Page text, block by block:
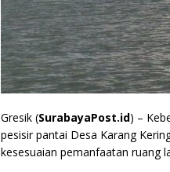
Gresik (SurabayaPost.id) –
pesisir pantai Desa Karang
kesesuaian pemanfaatan ruang